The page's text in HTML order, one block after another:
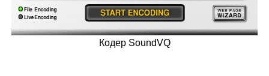
Кодер SoundVQ